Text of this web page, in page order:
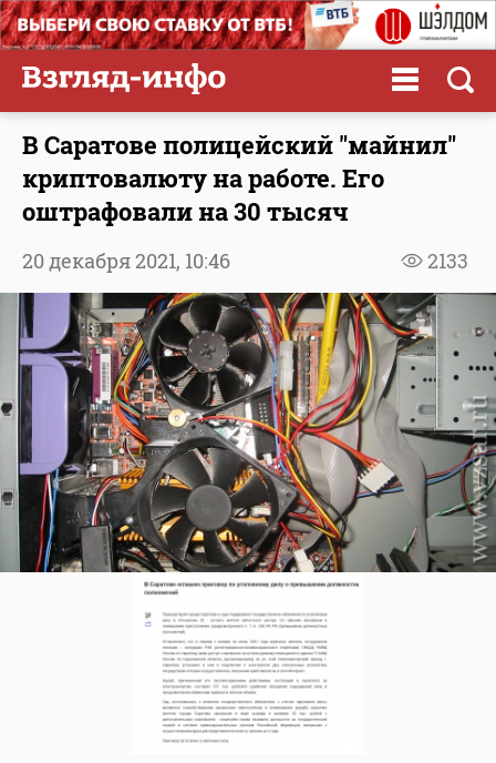
В Саратове полицейский "майнил"
криптовалюту на работе. Его
оштрафовали на 30 тысяч
2133
20 декабря 2021, 10:46